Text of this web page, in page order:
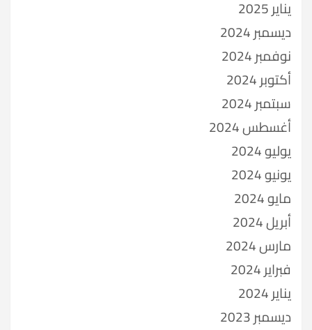
يناير 2025
ديسمبر 2024
نوفمبر 2024
أكتوبر 2024
سبتمبر 2024
أغسطس 2024
يوليو 2024
يونيو 2024
مايو 2024
أبريل 2024
مارس 2024
فبراير 2024
يناير 2024
ديسمبر 2023